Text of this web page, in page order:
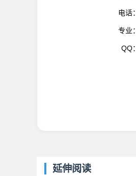
电话：
专业：
QQ：
延伸阅读